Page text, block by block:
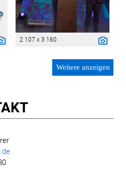
2 107 x 3 160
Weitere anzeigen